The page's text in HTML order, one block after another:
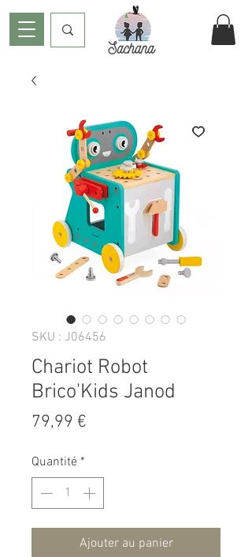
SKU : J06456
Chariot Robot
Brico'Kids Janod
79,99 €
Quantité *
Ajouter au panier